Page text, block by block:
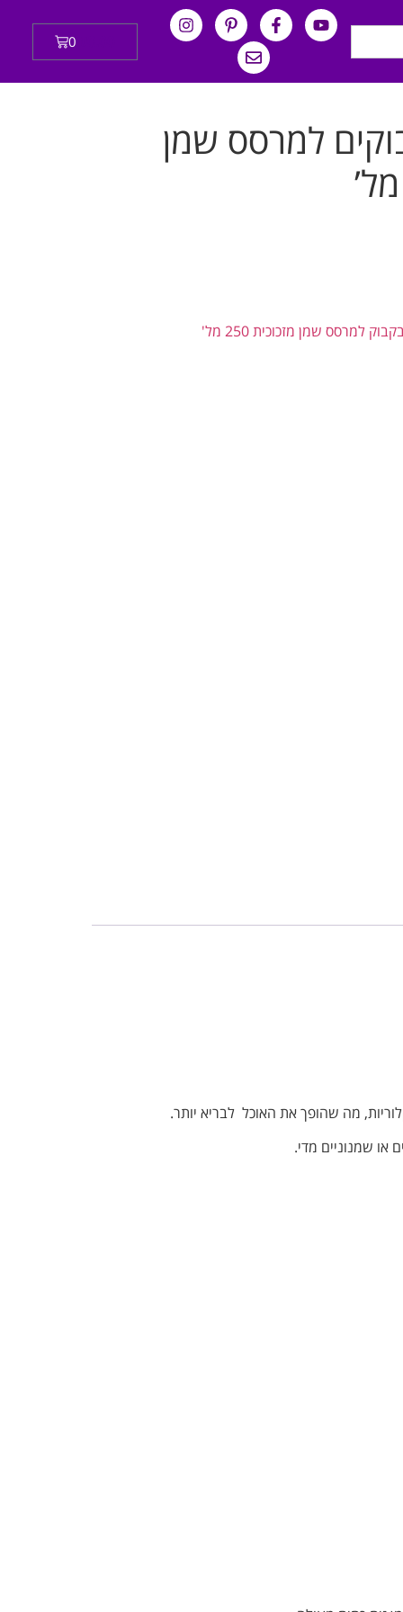
0
2 בקבוקים למרסס שמן
למרסס שמן מזכוכית 250 מל'
מה שהופך את האוכל לבריא יותר.
שמנוניים מדי.